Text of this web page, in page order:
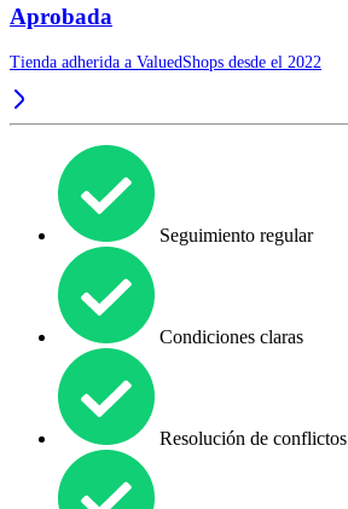
Aprobada
Tienda adherida a ValuedShops desde el 2022
Seguimiento regular
Condiciones claras
Resolución de conflictos